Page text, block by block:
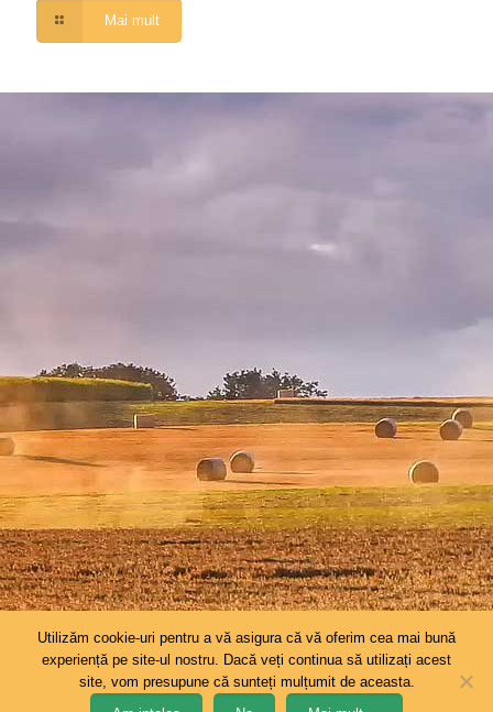
Mai mult
©2026 DAJ Galati . Toate drepturile rezervate. Realizat de
FROG AGENTIE S.R.L.
Utilizăm cookie-uri pentru a vă asigura că vă oferim cea mai bună
experiență pe site-ul nostru. Dacă veți continua să utilizați acest
site, vom presupune că sunteți mulțumit de aceasta.